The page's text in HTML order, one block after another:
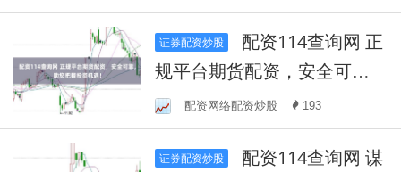
股市
证券配资炒股
规平台期货配资，安全可
靠，助您把握投资机遇！
配资网络配资炒股 193
证券配资炒股